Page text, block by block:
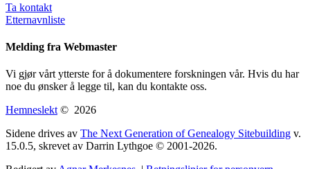
Ta kontakt
Etternavnliste
Melding fra Webmaster
Vi gjør vårt ytterste for å dokumentere forskningen vår. Hvis du har
noe du ønsker å legge til, kan du kontakte oss.
Hemneslekt © 2026
Sidene drives av The Next Generation of Genealogy Sitebuilding v.
15.0.5, skrevet av Darrin Lythgoe © 2001-2026.